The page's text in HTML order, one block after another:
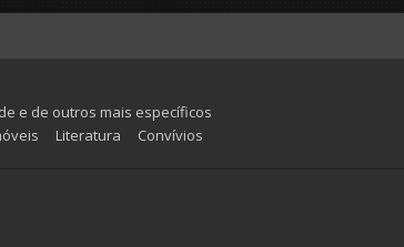
e de outros mais específicos
Literatura Convívios